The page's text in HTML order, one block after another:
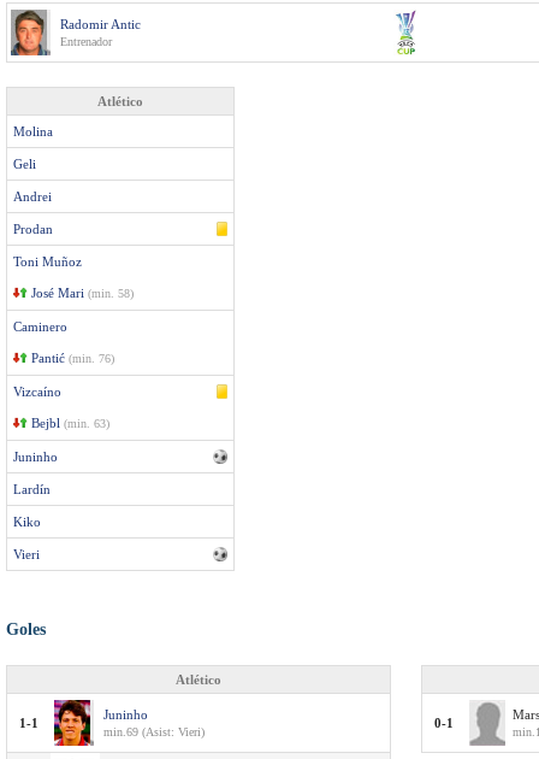
Radomir Antic
Entrenador
Atlético
Molina
Geli
Andrei
Prodan
Toni Muñoz
José Mari (min. 58)
Caminero
Pantić (min. 76)
Vizcaíno
Bejbl (min. 63)
Juninho
Lardín
Kiko
Vieri
Goles
Atlético
1-1
Juninho
min.69 (Asist: Vieri)
0-1